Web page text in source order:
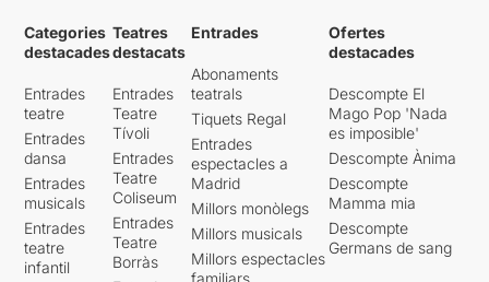
Categories
destacades
Entrades
teatre
Entrades
dansa
Entrades
musicals
Entrades
teatre
infantil
Teatres
destacats
Entrades
Teatre
Tívoli
Entrades
Teatre
Coliseum
Entrades
Teatre
Borràs
Entrades
Abonaments
teatrals
Tiquets Regal
Entrades
espectacles a
Madrid
Millors monòlegs
Millors musicals
Millors espectacles
familiars
Ofertes
destacades
Descompte El
Mago Pop 'Nada
es imposible'
Descompte Ànima
Descompte
Mamma mia
Descompte
Germans de sang